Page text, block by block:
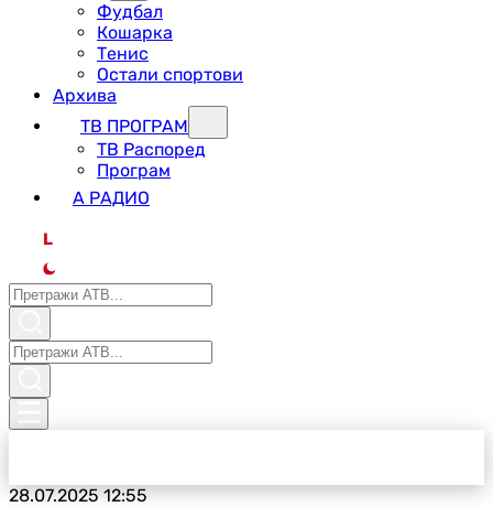
Фудбал
Кошарка
Тенис
Остали спортови
Архива
ТВ ПРОГРАМ
ТВ Распоред
Програм
А РАДИО
L
28.07.202512:55